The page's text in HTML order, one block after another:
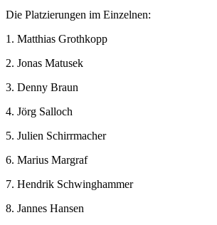
Die Platzierungen im Einzelnen:
1. Matthias Grothkopp
2. Jonas Matusek
3. Denny Braun
4. Jörg Salloch
5. Julien Schirrmacher
6. Marius Margraf
7. Hendrik Schwinghammer
8. Jannes Hansen